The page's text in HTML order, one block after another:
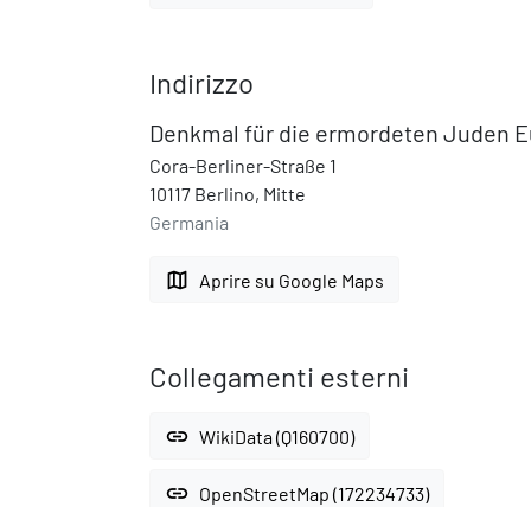
Indirizzo
Denkmal für die ermordeten Juden
Cora-Berliner-Straße 1
10117 Berlino, Mitte
Germania
map Aprire su Google Maps
Collegamenti esterni
link WikiData (Q160700)
link OpenStreetMap (172234733)